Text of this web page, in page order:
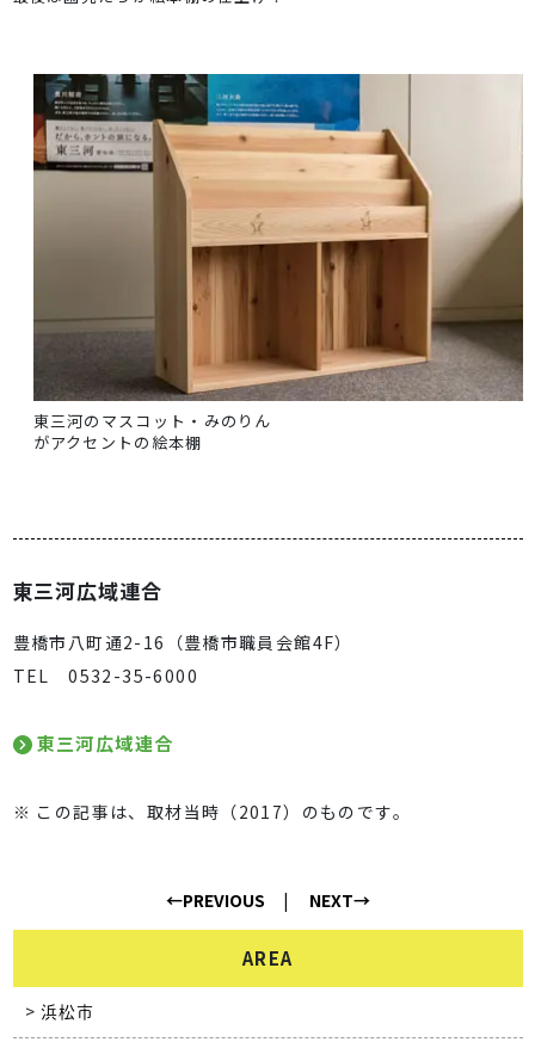
東三河のマスコット・みのりん
がアクセントの絵本棚
東三河広域連合
豊橋市八町通2-16（豊橋市職員会館4F）
TEL 0532-35-6000
東三河広域連合
※ この記事は、取材当時（2017）のものです。
←PREVIOUS NEXT→
AREA
浜松市